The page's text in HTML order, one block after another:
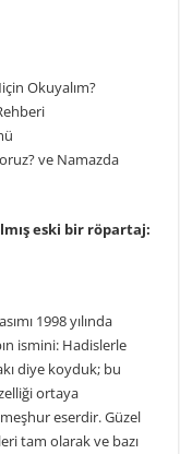
Okuyalım?
ve Namazda
eski bir röpartaj:
1998 yılında
ismini: Hadislerle
diye koyduk; bu
ortaya
eserdir. Güzel
tam olarak ve bazı